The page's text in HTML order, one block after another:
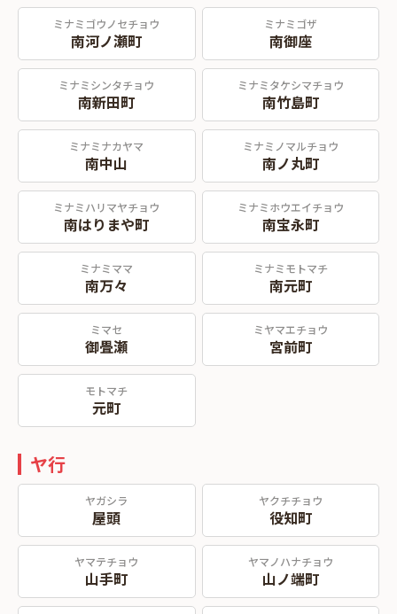
ミナミゴウノセチョウ
南河ノ瀬町
ミナミゴザ
南御座
ミナミシンタチョウ
南新田町
ミナミタケシマチョウ
南竹島町
ミナミナカヤマ
南中山
ミナミノマルチョウ
南ノ丸町
ミナミハリマヤチョウ
南はりまや町
ミナミホウエイチョウ
南宝永町
ミナミママ
南万々
ミナミモトマチ
南元町
ミマセ
御畳瀬
ミヤマエチョウ
宮前町
モトマチ
元町
ヤ行
ヤガシラ
屋頭
ヤクチチョウ
役知町
ヤマテチョウ
山手町
ヤマノハナチョウ
山ノ端町